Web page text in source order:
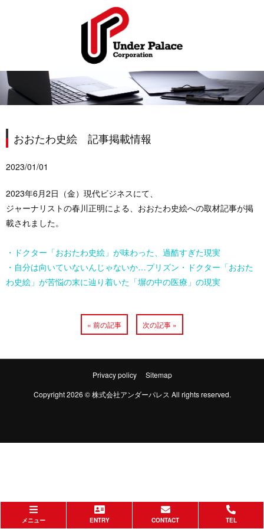
おおたわ史絵 記事掲載情報
2023/01/01
2023年6月2日（金）現代ビジネスにて、
ジャーナリストの春川正明による、おおたわ史絵への取材記事が掲
載されました。
・ドクター「おおたわ史絵」が味わった、過酷すぎた現実
・自分は向いていないんじゃないか…プリズン・ドクター「おおた
わ史絵」が苦悩の末に辿り着いた「塀の中の医療」の現実
« 前の記事 次の記事 »
Privacy policy
Sitemap
Copyright 2026 © 株式会社アンダーパレス All rights reserved.
メニュー ENTRY CONTACT TEL